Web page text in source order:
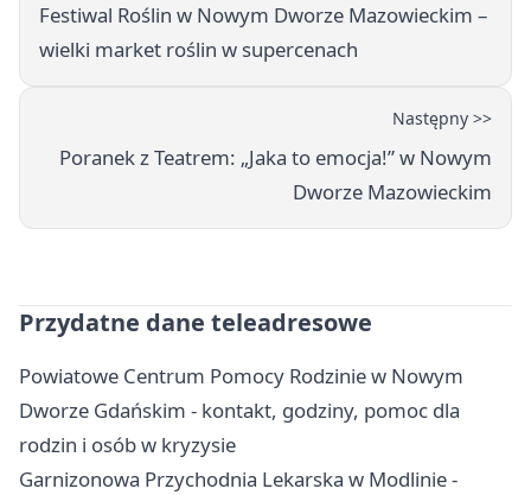
Festiwal Roślin w Nowym Dworze Mazowieckim –
wielki market roślin w supercenach
Następny >>
Poranek z Teatrem: „Jaka to emocja!” w Nowym
Dworze Mazowieckim
Przydatne dane teleadresowe
Powiatowe Centrum Pomocy Rodzinie w Nowym
Dworze Gdańskim - kontakt, godziny, pomoc dla
rodzin i osób w kryzysie
Garnizonowa Przychodnia Lekarska w Modlinie -